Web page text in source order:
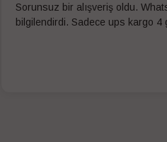
Sorunsuz bir alışveriş oldu.
bilgilendirdi. Sadece ups kargo 4